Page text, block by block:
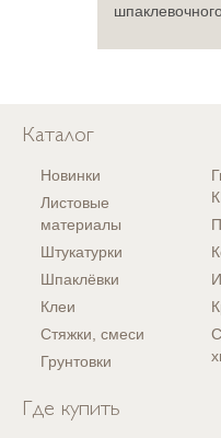
Каталог
Новинки
Листовые
материалы
Штукатурки
Шпаклёвки
Клеи
Стяжки, смеси
Грунтовки
Где купить